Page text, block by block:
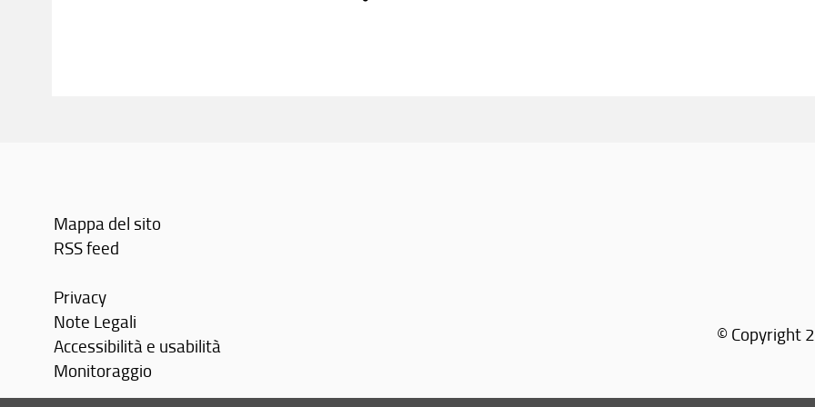
Mappa del sito
RSS feed
Privacy
Note Legali
Accessibilità e usabilità
Monitoraggio
© Copyright